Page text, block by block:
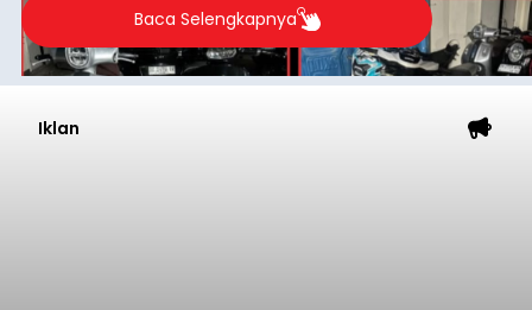
Baca Selengkapnya
Iklan